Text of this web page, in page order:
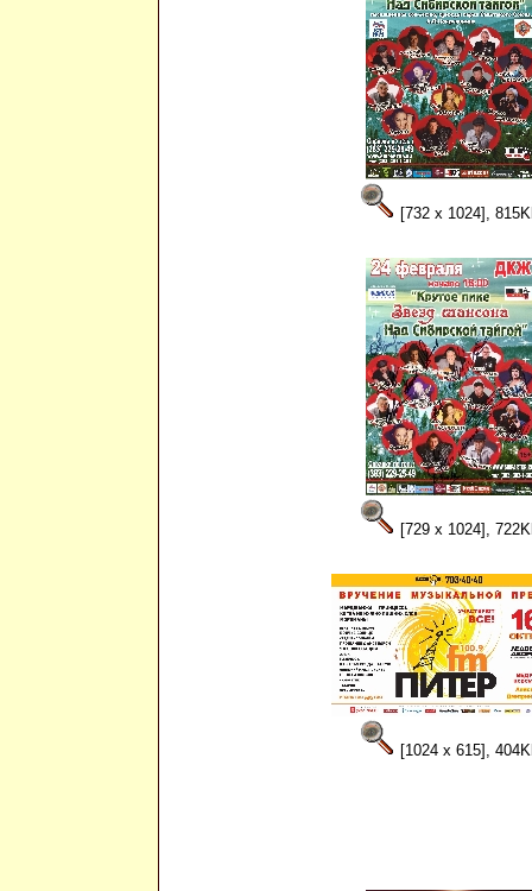
[732 x 1024],
[729 x 1024],
[1024 x 615],